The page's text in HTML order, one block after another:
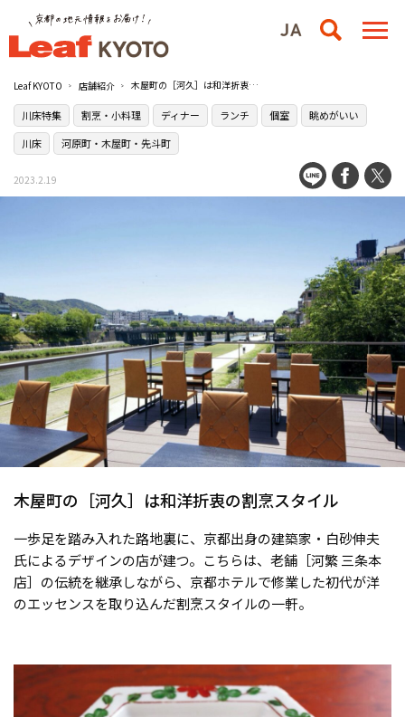
Leaf KYOTO 店舗紹介 木屋町の［河久］は和洋折衷の割烹スタイル
川床特集 割烹・小料理 ディナー ランチ 個室
眺めがいい
川床
河原町・木屋町・先斗町
2023.2.19
木屋町の［河久］は和洋折衷の割烹スタイル
一歩足を踏み入れた路地裏に、京都出身の建築家・白砂伸夫
氏によるデザインの店が建つ。こちらは、老舗［河繁 三条本
店］の伝統を継承しながら、京都ホテルで修業した初代が洋
のエッセンスを取り込んだ割烹スタイルの一軒。